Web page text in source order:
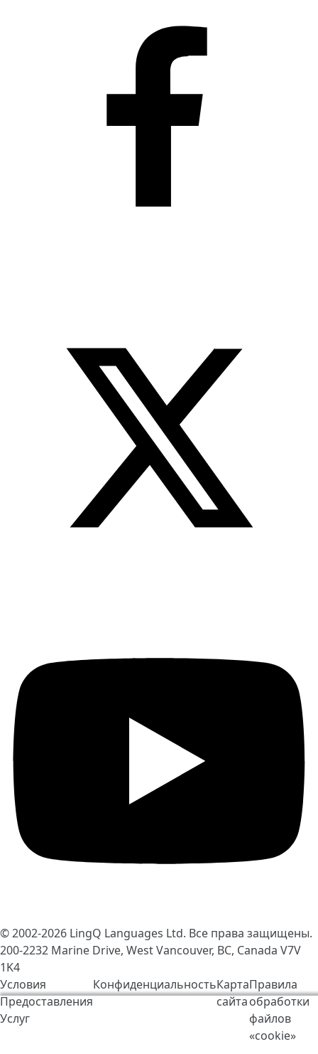
Мы используем cookie-файлы, чтобы сделать работу
LingQ лучше. Находясь на нашем сайте, вы
правила обработки файлов
© 2002-2026 LingQ Languages Ltd. Все права защищены.
200-2232 Marine Drive, West Vancouver, BC, Canada V7V
1K4
Условия
Предоставления
Услуг
КонфиденциальностьКарта
сайта
Правила
обработки
файлов
«cookie»